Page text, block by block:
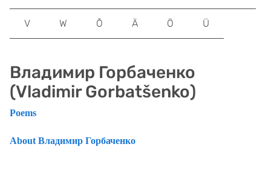
Владимир Горбаченко
(Vladimir Gorbatšenko)
Poems
About Владимир Горбаченко
V W Õ Ä Ö Ü